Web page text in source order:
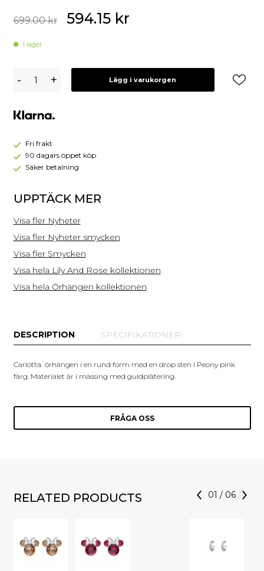
699.00kr 594.15 kr
I lager
and
Carlotta
Örhängen
Peony
pink
- + Lägg i varukorgen
Fri frakt
90 dagars öppet köp
Säker betalning
UPPTÄCK MER
Visa fler Nyheter
Visa fler Nyheter smycken
Visa fler Smycken
Visa hela Lily And Rose kollektionen
Visa hela Örhängen kollektionen
DESCRIPTION SPECIFIKATIONER
Carlotta örhängen i en rund form med en drop sten i Peony pink
färg. Materialet är i mässing med guldplätering.
FRÅGA OSS
RELATED PRODUCTS 01 / 06